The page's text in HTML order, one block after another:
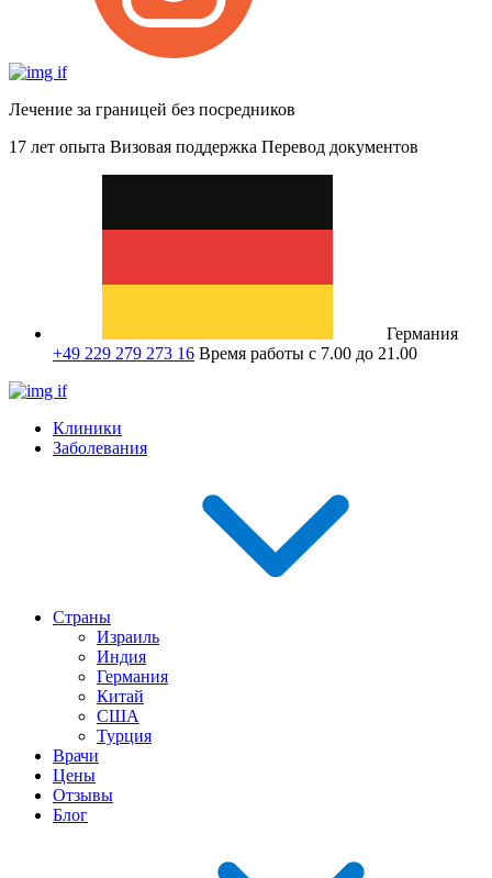
Лечение за границей без посредников
17 лет опыта Визовая поддержка Перевод документов
Германия
+49 229 279 273 16 Время работы с 7.00 до 21.00
Клиники
Заболевания
Страны
Израиль
Индия
Германия
Китай
США
Турция
Врачи
Цены
Отзывы
Блог